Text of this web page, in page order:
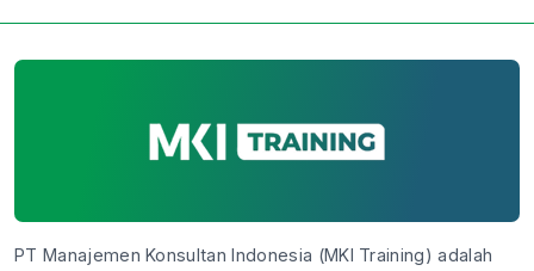
PT Manajemen Konsultan Indonesia (MKI Training) adalah